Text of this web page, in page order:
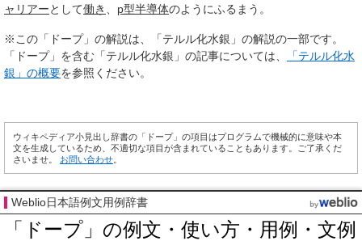
ャリアーとして働き p型半導体のようにふるまう。
※この「ドープ」の解説は、「テルル化水銀」の解説の一部です。
「ドープ」を含む「テルル化水銀」の記事については、
「テルル化水
銀」の概要を参照ください。
ウィキペディア小見出し辞書の「ドープ」の項目はプログラムで機械的に意味や本
文を生成しているため、不適切な項目が含まれていることもあります。ご了承くだ
さいませ。 お問い合わせ
Weblio日本語例文用例辞書
「ドープ」の例文・使い方・用例・文例